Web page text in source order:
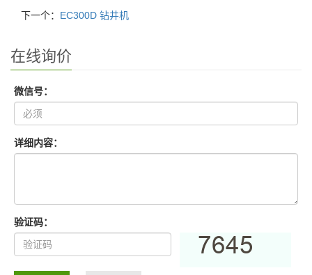
下一个： EC300D 钻井机
在线询价
微信号：
详细内容：
验证码：